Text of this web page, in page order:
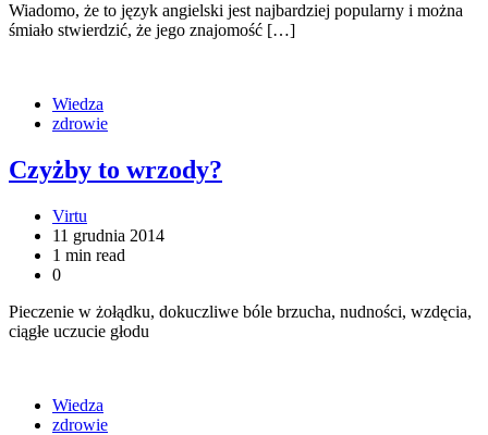
Wiadomo, że to język angielski jest najbardziej popularny i można
śmiało stwierdzić, że jego znajomość […]
Wiedza
zdrowie
Czyżby to wrzody?
Virtu
11 grudnia 2014
1 min read
0
Pieczenie w żołądku, dokuczliwe bóle brzucha, nudności, wzdęcia,
ciągłe uczucie głodu
Wiedza
zdrowie